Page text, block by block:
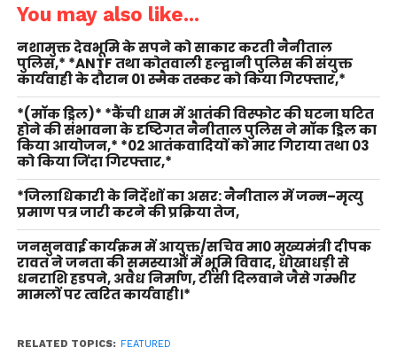
You may also like...
नशामुक्त देवभूमि के सपने को साकार करती नैनीताल
पुलिस,* *ANTF तथा कोतवाली हल्द्वानी पुलिस की संयुक्त
कार्यवाही के दौरान 01 स्मैक तस्कर को किया गिरफ्तार,*
*(मॉक ड्रिल)* *कैंची धाम में आतंकी विस्फोट की घटना घटित
होने की संभावना के दृष्टिगत नैनीताल पुलिस ने मॉक ड्रिल का
किया आयोजन,* *02 आतंकवादियों को मार गिराया तथा 03
को किया जिंदा गिरफ्तार,*
*जिलाधिकारी के निर्देशों का असर: नैनीताल में जन्म–मृत्यु
प्रमाण पत्र जारी करने की प्रक्रिया तेज,
जनसुनवाई कार्यक्रम में आयुक्त/सचिव मा0 मुख्यमंत्री दीपक
रावत ने जनता की समस्याओं में भूमि विवाद, धोखाधड़ी से
धनराशि हडपने, अवैध निर्माण, टीसी दिलवाने जैसे गम्भीर
मामलों पर त्वरित कार्यवाही।*
RELATED TOPICS: FEATURED